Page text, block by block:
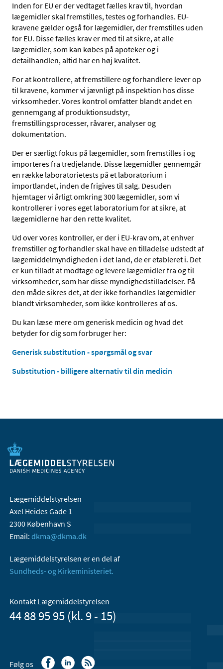
Inden for EU er der vedtaget fælles krav til, hvordan
lægemidler skal fremstilles, testes og forhandles. EU-
kravene gælder også for lægemidler, der fremstilles uden
for EU. Disse fælles krav er med til at sikre, at alle
lægemidler, som kan købes på apoteker og i
detailhandlen, altid har en høj kvalitet.
For at kontrollere, at fremstillere og forhandlere lever op
til kravene, kommer vi jævnligt på inspektion hos disse
virksomheder. Vores kontrol omfatter blandt andet en
gennemgang af produktionsudstyr,
fremstillingsprocesser, råvarer, analyser og
dokumentation.
Der er særligt fokus på lægemidler, som fremstilles i og
importeres fra tredjelande. Disse lægemidler gennemgår
en række laboratorietests på et laboratorium i
importlandet, inden de frigives til salg. Desuden
hjemtager vi årligt omkring 300 lægemidler, som vi
kontrollerer i vores eget laboratorium for at sikre, at
lægemidlerne har den rette kvalitet.
Ud over vores kontroller, er der i EU-krav om, at enhver
fremstiller og forhandler skal have en tilladelse udstedt af
lægemiddelmyndigheden i det land, de er etableret i. Det
er kun tilladt at modtage og levere lægemidler fra og til
virksomheder, som har disse myndighedstilladelser. På
den måde sikres det, at der ikke forhandles lægemidler
blandt virksomheder, som ikke kontrolleres af os.
Du kan læse mere om generisk medicin og hvad det
betyder for dig som forbruger her:
Generisk substitution - spørgsmål og svar
Substitution - billigere alternativ til din medicin
Lægemiddelstyrelsen
Axel Heides Gade 1
2300 København S
Email: dkma@dkma.dk
Lægemiddelstyrelsen er en del af
Sundheds- og Kirkeministeriet.
Kontakt Lægemiddelstyrelsen
44 88 95 95 (kl. 9 - 15)
Følg os